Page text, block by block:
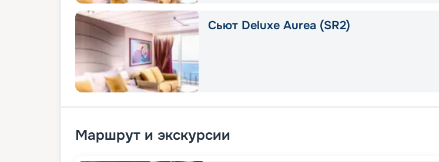
Сьют Deluxe Aurea (SR2)
Маршрут и экскурсии